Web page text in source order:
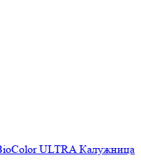
ULTRA Калужница